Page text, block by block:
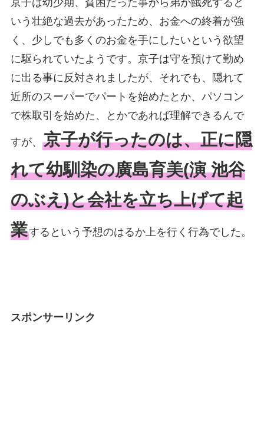
いう壮絶な過去があったため、お金への終着が強
く、少しでも多くのお金を手にしたいという欲望
に駆られていたようです。京子は守を預けて勤め
に出る事に反対されましたが、それでも、隠れて
近所のスーパーでパートを始めたとか、パソコン
で株取引を始めた、とかであれば理解できるんで
すが、 京子が行ったのは、正に隠
れて幼馴染の廣島育美(演 池谷
のぶえ)と会社を立ち上げて起
業するという予想のはるか上を行く行為でした。
スポンサーリンク